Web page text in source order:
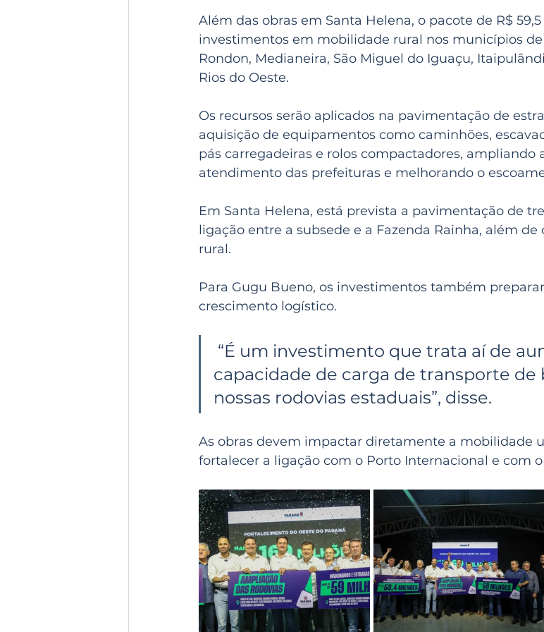
Além das obras em Santa Helena, o pacote de R$
investimentos em mobilidade rural nos municípios
Rondon, Medianeira, São Miguel do Iguaçu,
Rios do Oeste.
Os recursos serão aplicados na pavimentação de
aquisição de equipamentos como caminhões,
pás carregadeiras e rolos compactadores, ampliando
atendimento das prefeituras e melhorando o
Em Santa Helena, está prevista a pavimentação de
ligação entre a subsede e a Fazenda Rainha, além
rural.
Para Gugu Bueno, os investimentos também
crescimento logístico.
capacidade de carga de transporte de
nossas rodovias estaduais”, disse.
As obras devem impactar diretamente a mobilidade
fortalecer a ligação com o Porto Internacional e com